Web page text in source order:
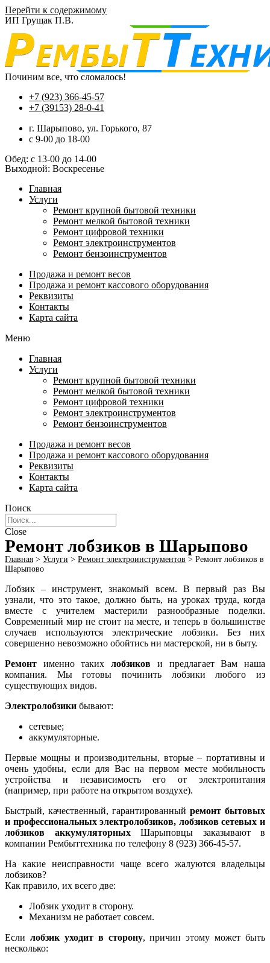
Перейти к содержимому
ИП Грущак П.В.
Починим все, что сломалось!
+7 (923) 366-45-57
+7 (39153) 28-0-41
г. Шарыпово, ул. Горького, 87
c 9-00 до 18-00
Обед: с 13-00 до 14-00
Выходной: Воскресенье
Главная
Услуги
Ремонт крупной бытовой техники
Ремонт мелкой бытовой техники
Ремонт цифровой техники
Ремонт электроинструментов​
Ремонт бензоинструментов
Продажа и ремонт весов
Продажа и ремонт кассового оборудования
Реквизиты
Контакты
Карта сайта
Меню
Главная
Услуги
Ремонт крупной бытовой техники
Ремонт мелкой бытовой техники
Ремонт цифровой техники
Ремонт электроинструментов​
Ремонт бензоинструментов
Продажа и ремонт весов
Продажа и ремонт кассового оборудования
Реквизиты
Контакты
Карта сайта
Поиск
Close
Ремонт лобзиков в Шарыпово
Главная > Услуги > Ремонт электроинструментов​ > Ремонт лобзиков в
Шарыпово
Лобзик – инструмент, знакомый всем. В первый раз Вы
узнали, что это такое, должно быть, на уроках труда, когда
вместе с учителем мастерили разнообразные поделки.
Современный мир не стоит на месте, и теперь в большинстве
случаев используются электрические лобзики. Без них
совершенно невозможно обойтись ни мастерской, ни в быту.
Ремонт именно такихлобзиков и предлагает Вам наша
компания. Мы готовы починить лобзики любого из
существующих видов.
Электролобзики бывают:
сетевые;
аккумуляторные.
Первые мощны и производительны, вторые – портативны и
очень удобны, если для Вас на первом месте мобильность
устройства и независимость его от электропитания
(например, при работе на открытом воздухе).
Быстрый, качественный, гарантированный ремонт бытовых
и профессиональных электролобзиков, лобзиков сетевых и
лобзиков аккумуляторных Шарыповцы заказывают в
компании Рембыттехника по телефону 8 (923) 366-45-57.
На какие неисправности чаще всего жалуются владельцы
лобзиков?
Как правило, их всего две:
Лобзик уходит в сторону.
Механизм не работает совсем.
Если лобзик уходит в сторону, причин этому может быть
несколько: